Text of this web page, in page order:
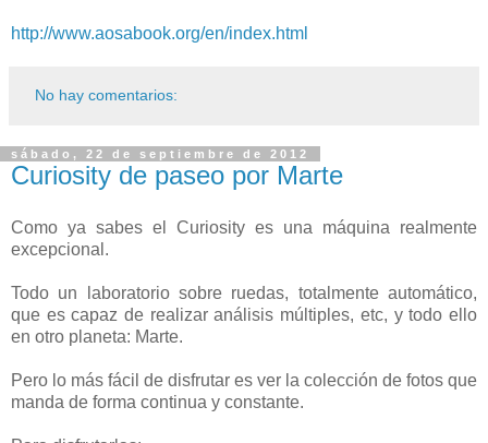
http://www.aosabook.org/en/index.html
No hay comentarios:
sábado, 22 de septiembre de 2012
Curiosity de paseo por Marte
Como ya sabes el Curiosity es una máquina realmente
excepcional.
Todo un laboratorio sobre ruedas, totalmente automático,
que es capaz de realizar análisis múltiples, etc, y todo ello
en otro planeta: Marte.
Pero lo más fácil de disfrutar es ver la colección de fotos que
manda de forma continua y constante.